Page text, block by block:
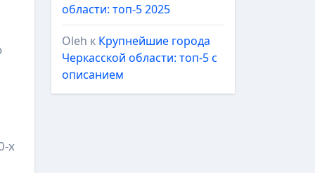
х
области: топ-5 2025
Oleh к Крупнейшие города
Черкасской области: топ-5 с
описанием